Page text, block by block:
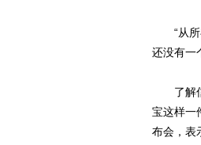
“从所
还没有一
了解信
宝这样一
布会，表